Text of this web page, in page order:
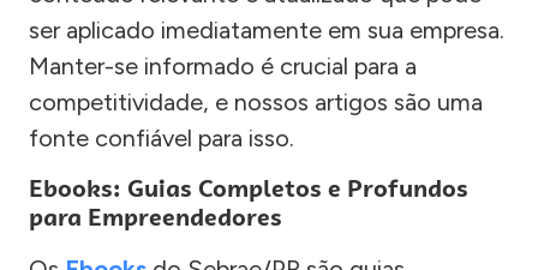
ser aplicado imediatamente em sua empresa.
Manter-se informado é crucial para a
competitividade, e nossos artigos são uma
fonte confiável para isso.
Ebooks: Guias Completos e Profundos
para Empreendedores